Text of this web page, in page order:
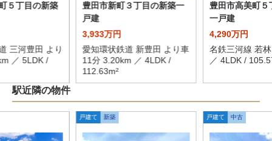
５丁目の新築
三河豊田 より
／ 5LDK /
豊田市新町３丁目の新築一
戸建
3,933万円
愛知環状鉄道 新豊田 より車
11分 3.20km ／ 4LDK /
112.63m²
豊田市高美町５
一戸建
4,290万円
名鉄三河線 若
／ 4LDK /
駅近隣の物件
戸建て 新築 戸建て 中古